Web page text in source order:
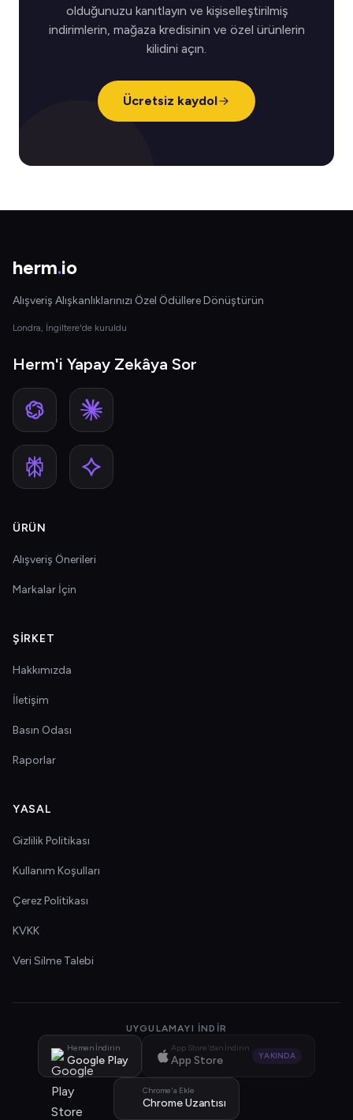
olduğunuzu kanıtlayın ve kişiselleştirilmiş
indirimlerin, mağaza kredisinin ve özel ürünlerin
kilidini açın.
Ücretsiz kaydol
herm.io
Alışveriş Alışkanlıklarınızı Özel Ödüllere Dönüştürün
Londra, İngiltere'de kuruldu
Herm'i Yapay Zekâya Sor
ÜRÜN
Alışveriş Önerileri
Markalar İçin
ŞIRKET
Hakkımızda
İletişim
Basın Odası
Raporlar
YASAL
Gizlilik Politikası
Kullanım Koşulları
Çerez Politikası
KVKK
Veri Silme Talebi
UYGULAMAYI İNDIR
Hemen İndirin
Google Play
App Store'dan İndirin
App Store YAKINDA
Chrome'a Ekle
Chrome Uzantısı